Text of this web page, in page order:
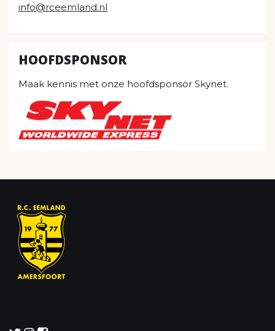
info@rceemland.nl
HOOFDSPONSOR
Maak kennis met onze hoofdsponsor Skynet.